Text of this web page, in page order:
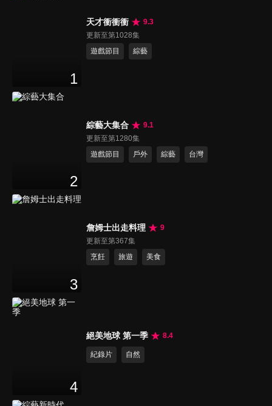
1
天才衝衝衝
9.3
更新至第1028集
遊戲節目
綜藝
2
綜藝大集合
9.1
更新至第1280集
遊戲節目
戶外 綜藝 台灣
3
詹姆士出走料理
9
更新至第367集
烹飪
旅遊 美食
4
絕美地球 第一季 8.4
紀錄片 自然